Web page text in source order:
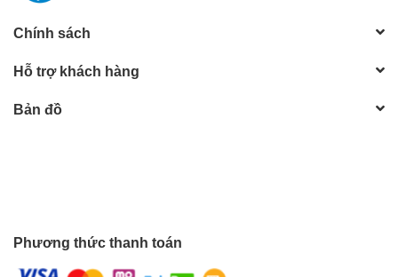
Chính sách
Hỗ trợ khách hàng
Bản đồ
Phương thức thanh toán